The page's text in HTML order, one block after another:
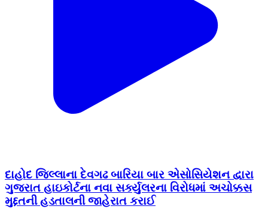
દાહોદ જિલ્લાના દેવગઢ બારિયા બાર એસોસિયેશન દ્વારા
ગુજરાત હાઇકોર્ટના નવા સર્ક્યુલરના વિરોધમાં અચોક્કસ
મુદ્દતની હડતાલની જાહેરાત કરાઈ